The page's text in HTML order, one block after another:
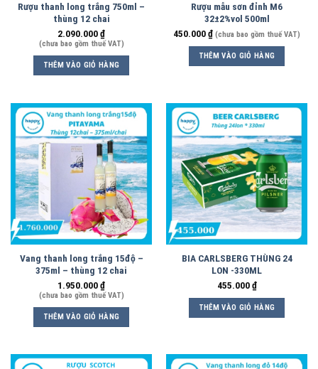
Rượu thanh long trắng 750ml –
thùng 12 chai
2.090.000₫
(chưa bao gồm thuế VAT)
THÊM VÀO GIỎ HÀNG
Rượu mẫu sơn đỉnh M6
32±2%vol 500ml
450.000₫ (chưa bao gồm thuế VAT)
THÊM VÀO GIỎ HÀNG
Vang thanh long trắng 15độ –
375ml – thùng 12 chai
1.950.000₫
(chưa bao gồm thuế VAT)
THÊM VÀO GIỎ HÀNG
BIA CARLSBERG THÙNG 24
LON -330ML
455.000₫
THÊM VÀO GIỎ HÀNG